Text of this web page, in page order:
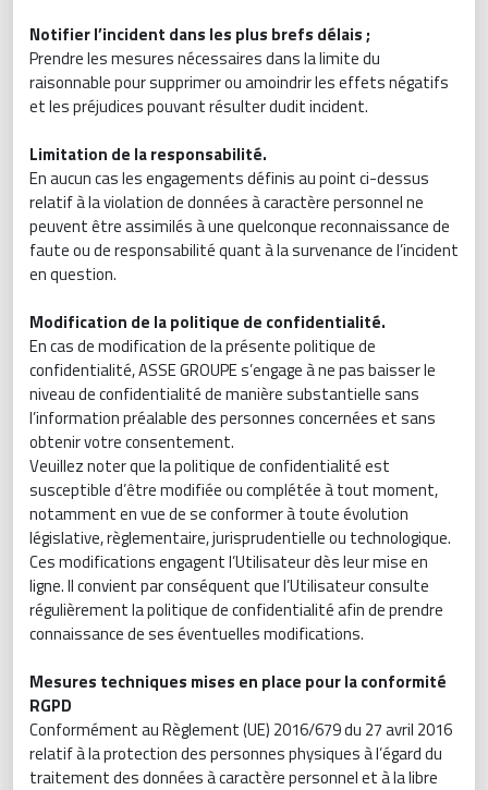
Notifier l’incident dans les plus brefs délais ;
Prendre les mesures nécessaires dans la limite du
raisonnable pour supprimer ou amoindrir les effets négatifs
et les préjudices pouvant résulter dudit incident.
Limitation de la responsabilité.
En aucun cas les engagements définis au point ci-dessus
relatif à la violation de données à caractère personnel ne
peuvent être assimilés à une quelconque reconnaissance de
faute ou de responsabilité quant à la survenance de l’incident
en question.
Modification de la politique de confidentialité.
En cas de modification de la présente politique de
confidentialité, ASSE GROUPE s’engage à ne pas baisser le
niveau de confidentialité de manière substantielle sans
l’information préalable des personnes concernées et sans
obtenir votre consentement.
Veuillez noter que la politique de confidentialité est
susceptible d’être modifiée ou complétée à tout moment,
notamment en vue de se conformer à toute évolution
législative, règlementaire, jurisprudentielle ou technologique.
Ces modifications engagent l’Utilisateur dès leur mise en
ligne. Il convient par conséquent que l’Utilisateur consulte
régulièrement la politique de confidentialité afin de prendre
connaissance de ses éventuelles modifications.
Mesures techniques mises en place pour la conformité
RGPD
Conformément au Règlement (UE) 2016/679 du 27 avril 2016
relatif à la protection des personnes physiques à l’égard du
traitement des données à caractère personnel et à la libre